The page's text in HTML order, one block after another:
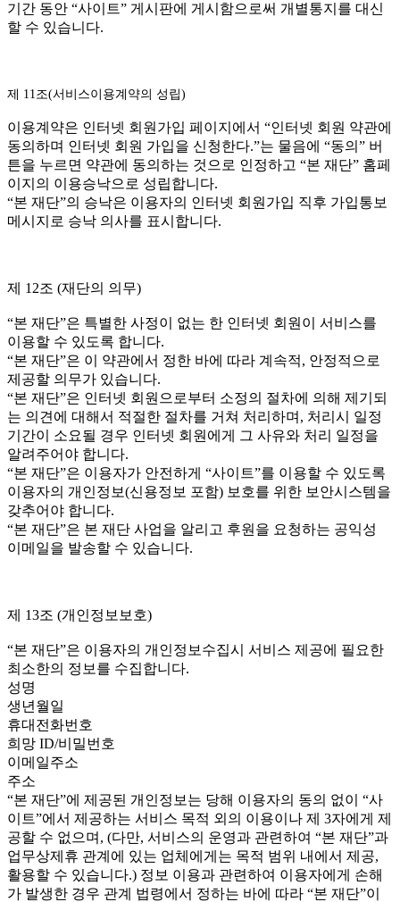
기간 동안 “사이트” 게시판에 게시함으로써 개별통지를 대신
할 수 있습니다.
제 11조(서비스이용계약의 성립)
이용계약은 인터넷 회원가입 페이지에서 “인터넷 회원 약관에
동의하며 인터넷 회원 가입을 신청한다.”는 물음에 “동의” 버
튼을 누르면 약관에 동의하는 것으로 인정하고 “본 재단” 홈페
이지의 이용승낙으로 성립합니다.
“본 재단”의 승낙은 이용자의 인터넷 회원가입 직후 가입통보
메시지로 승낙 의사를 표시합니다.
제 12조 (재단의 의무)
“본 재단”은 특별한 사정이 없는 한 인터넷 회원이 서비스를
이용할 수 있도록 합니다.
“본 재단”은 이 약관에서 정한 바에 따라 계속적, 안정적으로
제공할 의무가 있습니다.
“본 재단”은 인터넷 회원으로부터 소정의 절차에 의해 제기되
는 의견에 대해서 적절한 절차를 거쳐 처리하며, 처리시 일정
기간이 소요될 경우 인터넷 회원에게 그 사유와 처리 일정을
알려주어야 합니다.
“본 재단”은 이용자가 안전하게 “사이트”를 이용할 수 있도록
이용자의 개인정보(신용정보 포함) 보호를 위한 보안시스템을
갖추어야 합니다.
“본 재단”은 본 재단 사업을 알리고 후원을 요청하는 공익성
이메일을 발송할 수 있습니다.
제 13조 (개인정보보호)
“본 재단”은 이용자의 개인정보수집시 서비스 제공에 필요한
최소한의 정보를 수집합니다.
성명
생년월일
휴대전화번호
희망 ID/비밀번호
이메일주소
주소
“본 재단”에 제공된 개인정보는 당해 이용자의 동의 없이 “사
이트”에서 제공하는 서비스 목적 외의 이용이나 제 3자에게 제
공할 수 없으며, (다만, 서비스의 운영과 관련하여 “본 재단”과
업무상제휴 관계에 있는 업체에게는 목적 범위 내에서 제공,
활용할 수 있습니다.) 정보 이용과 관련하여 이용자에게 손해
가 발생한 경우 관계 법령에서 정하는 바에 따라 “본 재단”이